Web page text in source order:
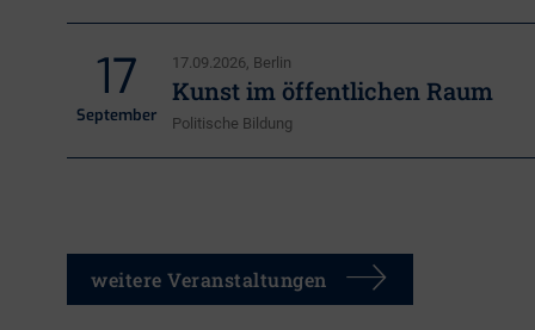
17
September
17.09.2026, Berlin
Kunst im öffentlichen Raum
Politische Bildung
weitere Veranstaltungen